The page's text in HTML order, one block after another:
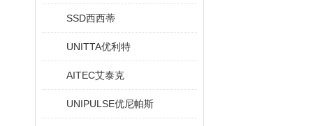
SSD西西蒂
UNITTA优利特
AITEC艾泰克
UNIPULSE优尼帕斯